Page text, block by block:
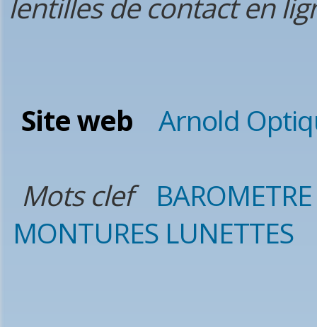
Site web
Arnold
Mots clef
BAROMETRE
MONTURES LUNETTES